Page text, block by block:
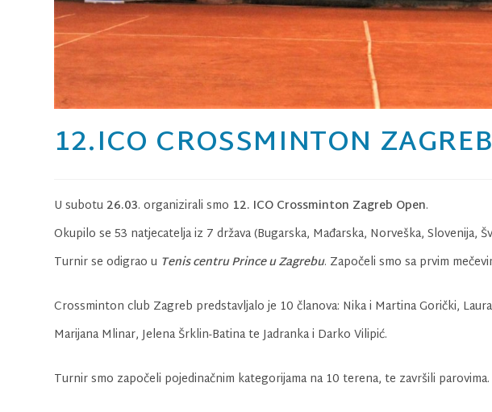
12.ICO CROSSMINTON
U subotu 26.03. organizirali smo 12. ICO Crossminton Zagreb Open.
Okupilo se 53 natjecatelja iz 7 država (Bugarska, Mađarska, Norveška, Slovenija,
Turnir se odigrao u Tenis centru Prince u Zagrebu. Započeli smo sa prvim
Crossminton club Zagreb predstavljalo je 10 članova: Nika i Martina Gorički,
Marijana Mlinar, Jelena Šrklin-Batina te Jadranka i Darko Vilipić.
Turnir smo započeli pojedinačnim kategorijama na 10 terena, te završili parovima.